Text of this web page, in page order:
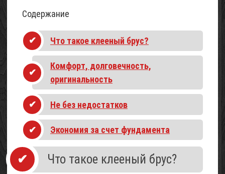
Содержание
Что такое клееный брус?
Комфорт, долговечность,
оригинальность
Не без недостатков
Экономия за счет фундамента
Что такое клееный брус?
(с
фото)
06
Май
2017
Проект
небольшого
каркасного
садового
домика
(с
описанием)
05